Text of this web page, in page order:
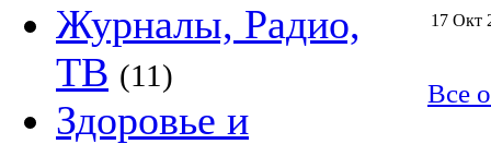
Журналы, Радио,
ТВ (11)
Здоровье и
17 Окт
Все